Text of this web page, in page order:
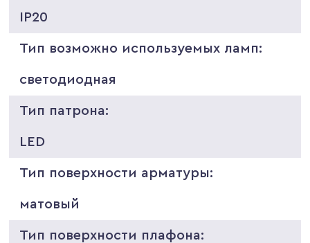
IP20
Тип возможно используемых ламп:
светодиодная
Тип патрона:
LED
Тип поверхности арматуры:
матовый
Тип поверхности плафона: